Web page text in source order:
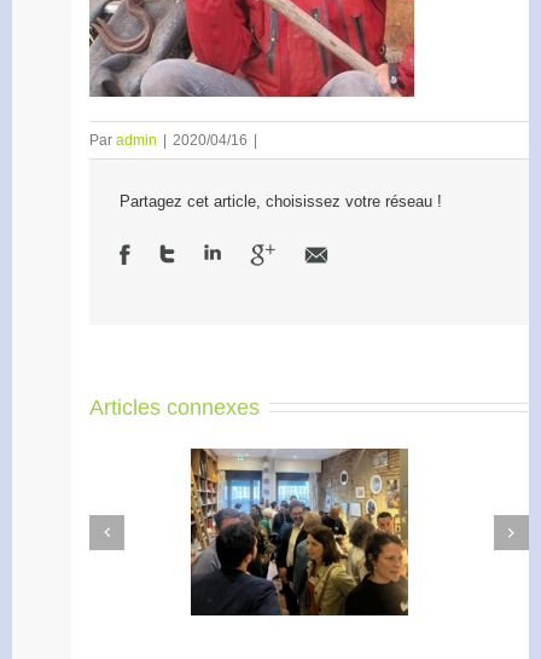
Par admin 2020/04/16
Partagez cet article, choisissez votre réseau !
Articles connexes
Accélérateur de
l’engagement
Previous
Next